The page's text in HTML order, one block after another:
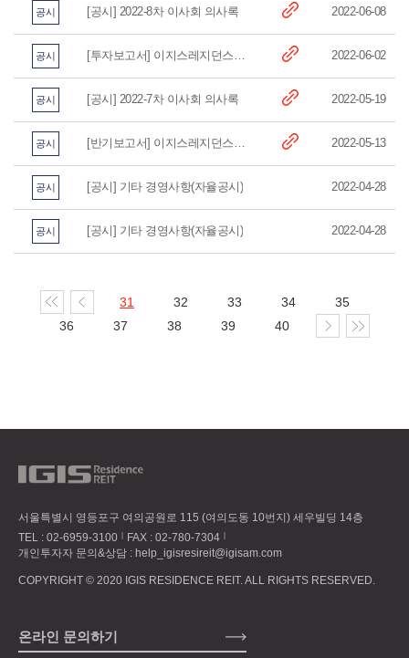
공시 [공시] 2022-8차 이사회 의사록 2022-06-08
공시 [투자보고서] 이지스레지던스리츠 제5기 반기 투자보고서 2022-06-02
공시 [공시] 2022-7차 이사회 의사록 2022-05-19
공시 [반기보고서] 이지스레지던스리츠 제5기 반기보고서 2022-05-13
공시 [공시] 기타 경영사항(자율공시) 2022-04-28
공시 [공시] 기타 경영사항(자율공시) 2022-04-28
31 32 33 34
35
36
37 38 39 40
서울특별시 영등포구 여의공원로 115 (여의도동 10번지) 세우빌딩 14층
TEL : 02-6959-3100
FAX : 02-780-7304
개인투자자 문의&상담 : help_igisresireit@igisam.com
COPYRIGHT © 2020 IGIS RESIDENCE REIT. ALL RIGHTS RESERVED.
온라인 문의하기